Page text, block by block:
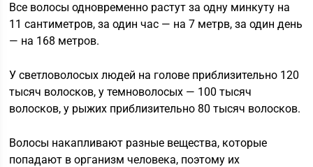
Все волосы одновременно растут за одну минкуту на
11 сантиметров, за один час — на 7 метрв, за один день
— на 168 метров.
У светловолосых людей на голове приблизительно 120
тысяч волосков, у темноволосых — 100 тысяч
волосков, у рыжих приблизительно 80 тысяч волосков.
Волосы накапливают разные вещества, которые
попадают в организм человека, поэтому их